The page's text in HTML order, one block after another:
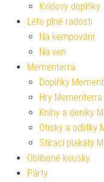
Kvídovy doplňky
Léto plné radosti
Na kempování
Na ven
Mementerra
Doplňky
Hry Mementerra
Knihy a deníky
Otisky a odlitky
Stírací plakáty
Oblíbené kousky
Párty